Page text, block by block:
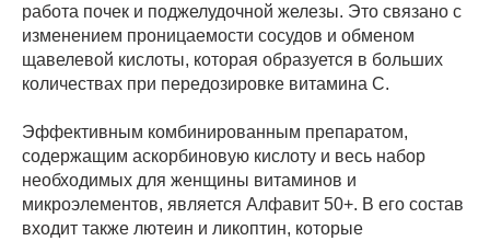
работа почек и поджелудочной железы. Это связано с
изменением проницаемости сосудов и обменом
щавелевой кислоты, которая образуется в больших
количествах при передозировке витамина С.
Эффективным комбинированным препаратом,
содержащим аскорбиновую кислоту и весь набор
необходимых для женщины витаминов и
микроэлементов, является Алфавит 50+. В его состав
входит также лютеин и ликоптин, которые